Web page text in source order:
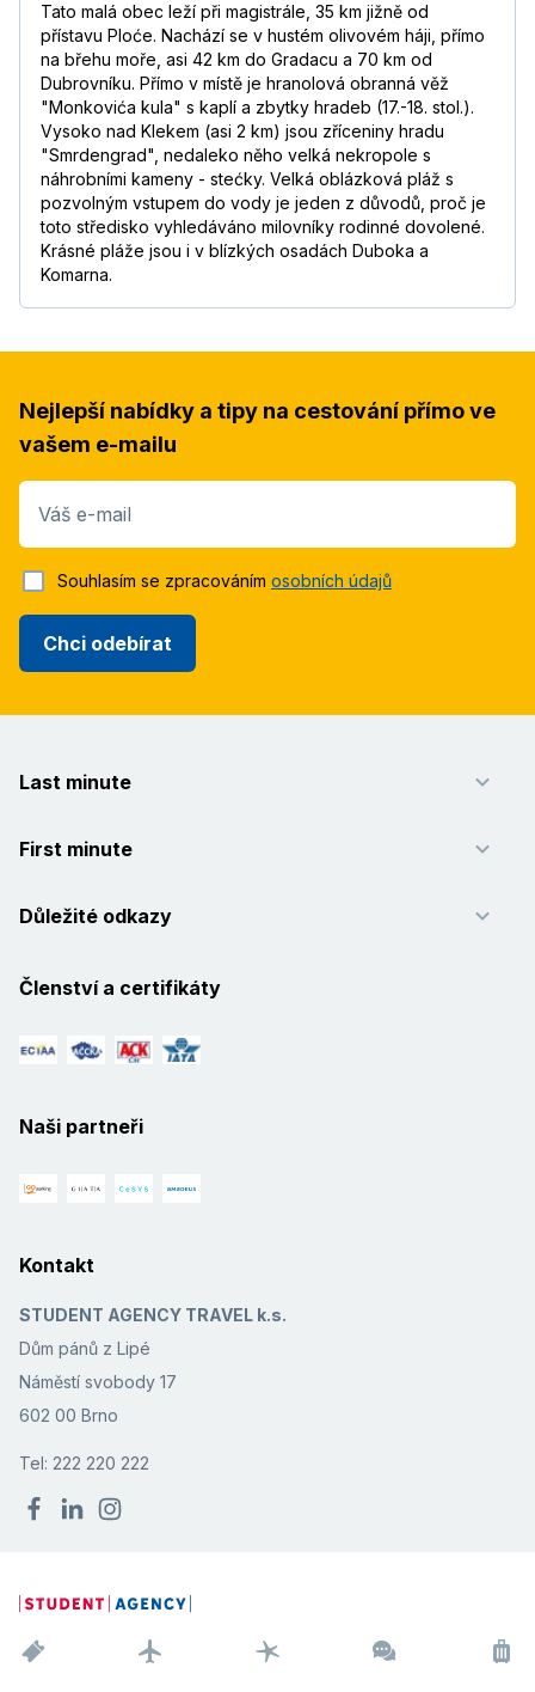
Tato malá obec leží při magistrále, 35 km jižně od
přístavu Ploće. Nachází se v hustém olivovém háji, přímo
na břehu moře, asi 42 km do Gradacu a 70 km od
Dubrovníku. Přímo v místě je hranolová obranná věž
"Monkovića kula" s kaplí a zbytky hradeb (17.-18. stol.).
Vysoko nad Klekem (asi 2 km) jsou zříceniny hradu
"Smrdengrad", nedaleko něho velká nekropole s
náhrobními kameny - stećky. Velká oblázková pláž s
pozvolným vstupem do vody je jeden z důvodů, proč je
toto středisko vyhledáváno milovníky rodinné dovolené.
Krásné pláže jsou i v blízkých osadách Duboka a
Komarna.
Nejlepší nabídky a tipy na cestování přímo ve
vašem e-mailu
Váš e-mail
Chci odebírat
Souhlasím se zpracováním osobních údajů
Last minute
First minute
Důležité odkazy
Členství a certifikáty
Naši partneři
Kontakt
STUDENT AGENCY TRAVEL k.s.
Dům pánů z Lipé
Náměstí svobody 17
602 00 Brno
Tel: 222 220 222